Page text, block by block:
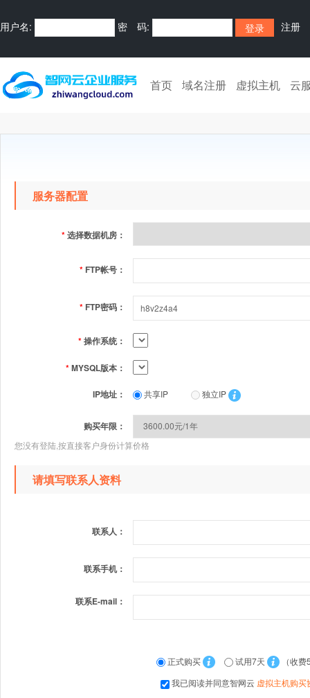
用户名: 密 码: 注册
首页 域名注册 虚拟主机 云
服务器配置
*选择数据机房：
* FTP帐号：
* FTP密码：
*操作系统：
*MYSQL版本：
IP地址： 共享IP 独立IP
购买年限：
您没有登陆,按直接客户身份计算价格
请填写联系人资料
联系人：
联系手机：
联系E-mail：
正式购买 试用7天
（收费
我已阅读并同意智网云 虚拟主机购买